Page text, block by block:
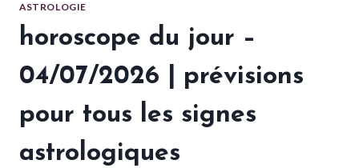
ASTROLOGIE
horoscope du jour –
04/07/2026 | prévisions
pour tous les signes
astrologiques